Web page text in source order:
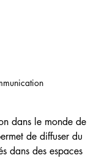
dans le monde de
de diffuser du
dans des espaces